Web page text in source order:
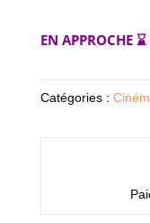
EN APPROCHE ⌛
Catégories :